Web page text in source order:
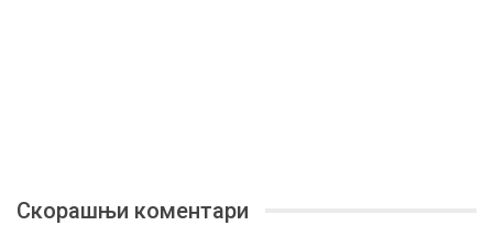
Скорашњи коментари